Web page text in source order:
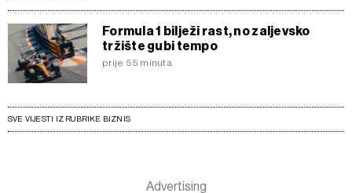
Formula 1 bilježi rast, no zaljevsko
tržište gubi tempo
prije 55 minuta
SVE VIJESTI IZ RUBRIKE BIZNIS